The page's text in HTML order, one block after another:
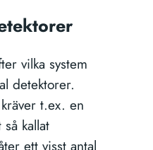
vilka system
detektorer.
t.ex. en
kallat
ett visst antal